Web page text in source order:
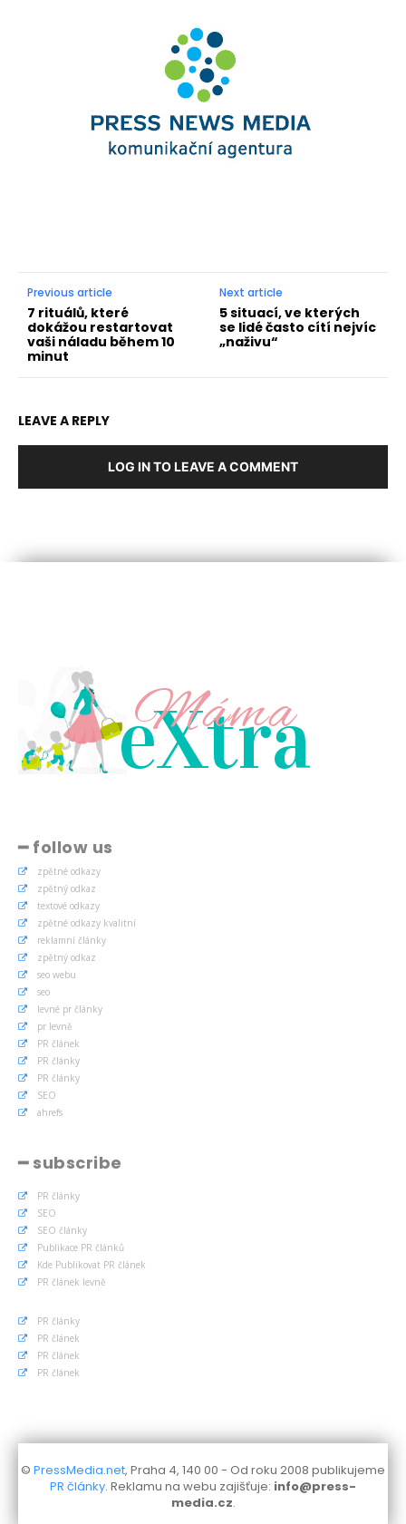
Previous article
7 rituálů, které
dokážou restartovat
vaši náladu během 10
minut
Next article
5 situací, ve kterých
se lidé často cítí nejvíc
„naživu“
LEAVE A REPLY
LOG IN TO LEAVE A COMMENT
eXtra
Máma
━ follow us
zpětné odkazy
zpětný odkaz
textové odkazy
zpětné odkazy kvalitní
reklamní články
zpětný odkaz
seo webu
seo
levné pr články
pr levně
PR článek
PR články
PR články
SEO
ahrefs
━ subscribe
PR články
SEO
SEO články
Publikace PR článků
Kde Publikovat PR článek
PR článek levně
PR články
PR článek
PR článek
PR článek
© PressMedia.net, Praha 4, 140 00 - Od roku 2008 publikujeme
PR články. Reklamu na webu zajišťuje: info@press-
media.cz.